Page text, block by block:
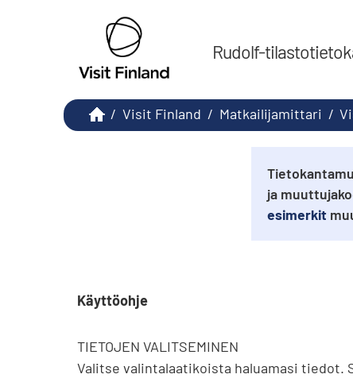
Rudolf-
/ Visit Finland / Matkailijamittari /
ja
esimerkit
Käyttöohje
TIETOJEN VALITSEMINEN
Valitse valintalaatikoista haluamasi tiedot.